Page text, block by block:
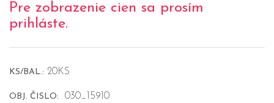
Pre zobrazenie cien sa prosím
prihláste.
KS/BAL.: 20KS
OBJ. ČISLO: 030_15910